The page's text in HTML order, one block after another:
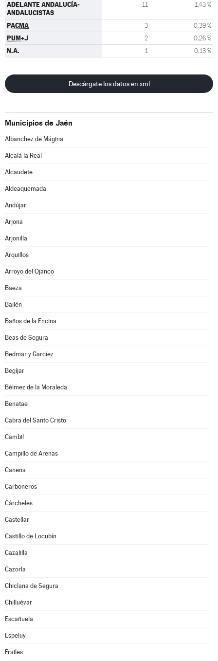
ADELANTE ANDALUCÍA-
ANDALUCISTAS
11 1,43 %
PACMA 3 0,39 %
PUM+J 2 0,26 %
N.A. 1 0,13 %
Descárgate los datos en xml
Municipios de Jaén
Albanchez de Mágina
Alcalá la Real
Alcaudete
Aldeaquemada
Andújar
Arjona
Arjonilla
Arquillos
Arroyo del Ojanco
Baeza
Bailén
Baños de la Encina
Beas de Segura
Bedmar y Garcíez
Begíjar
Bélmez de la Moraleda
Benatae
Cabra del Santo Cristo
Cambil
Campillo de Arenas
Canena
Carboneros
Cárcheles
Castellar
Castillo de Locubín
Cazalilla
Cazorla
Chiclana de Segura
Chilluévar
Escañuela
Espeluy
Frailes